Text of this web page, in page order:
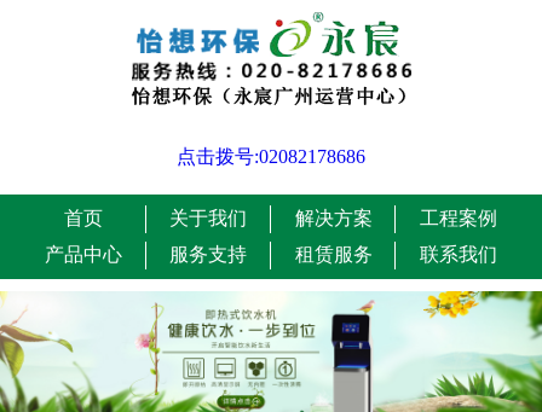
点击拨号:02082178686
首页 关于我们 解决方案
工程案例
产品中心
服务支持 租赁服务 联系我们